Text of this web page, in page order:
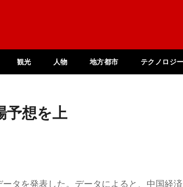
観光 人物 地方都市 テクノロジ
予想を上
タを発表した。データによると、中国経済